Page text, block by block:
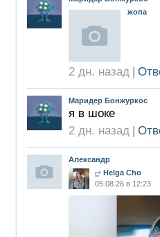
жопа
2 дн. назад |
Маридер Бонжуркос
я в шоке
2 дн. назад |
Александр
Helga Cho
05.08.26 в 12:23